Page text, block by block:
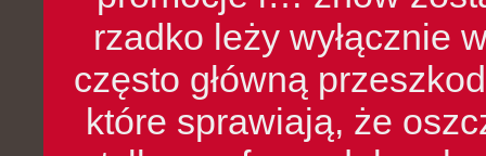
rzadko leży wyłącznie
często główną
które sprawiają, że